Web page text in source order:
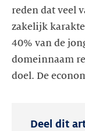
reden dat veel
zakelijk
40% van de
domeinnaam
doel. De
Deel dit